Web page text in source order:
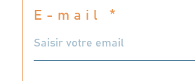
E-mail *